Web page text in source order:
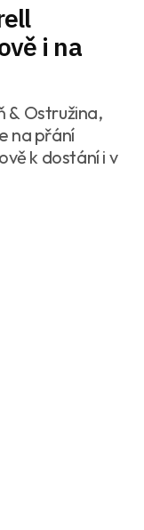
i na
& Ostružina,
na přání
k dostání i v